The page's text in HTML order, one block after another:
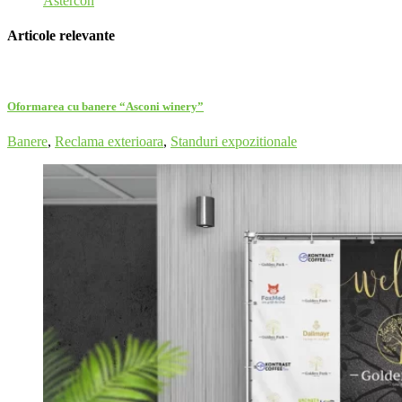
Articole relevante
Oformarea cu banere “Asconi winery”
Banere, Reclama exterioara, Standuri expozitionale